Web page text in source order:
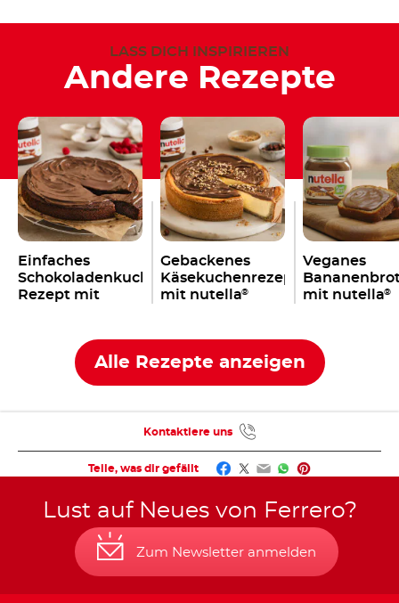
LASS DICH INSPIRIEREN
Andere Rezepte
Einfaches
Schokoladenkuchen
Rezept mit
Gebackenes
Käsekuchenrezept
mit nutella®
Veganes
mit nutella®
Alle Rezepte anzeigen
Teile, was dir gefällt Facebook
Twitter
EmailWhatsApp
Pinterest
Kontaktiere uns
Lust auf Neues von Ferrero?
Zum Newsletter anmelden